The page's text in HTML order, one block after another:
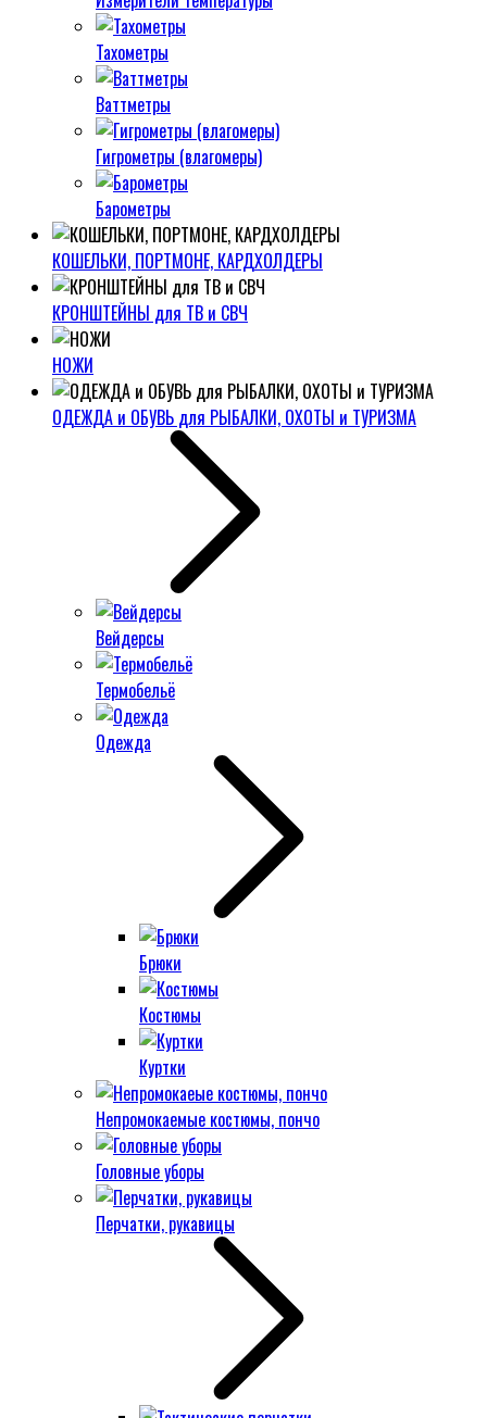
Тахометры
Ваттметры
Гигрометры (влагомеры)
Барометры
КОШЕЛЬКИ, ПОРТМОНЕ, КАРДХОЛДЕРЫ
КРОНШТЕЙНЫ для ТВ и СВЧ
НОЖИ
ОДЕЖДА и ОБУВЬ для РЫБАЛКИ, ОХОТЫ и ТУРИЗМА
Вейдерсы
Термобельё
Одежда
Брюки
Костюмы
Куртки
Непромокаемые костюмы, пончо
Головные уборы
Перчатки, рукавицы